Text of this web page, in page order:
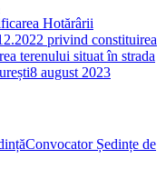
Hotărârii
privind constituirea
terenului situat în strada
8 august 2023
Convocator Ședințe de